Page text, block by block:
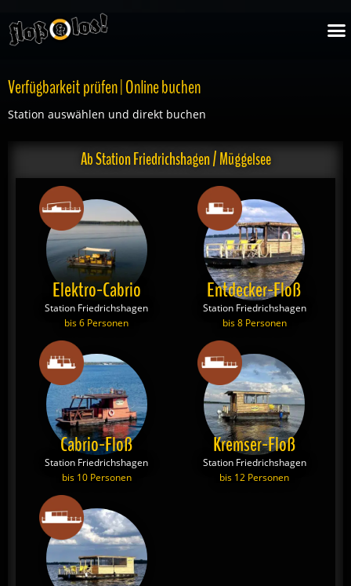
Inhalt
springen
Verfügbarkeit prüfen | Online buchen
Station auswählen und direkt buchen
Ab Station Friedrichshagen / Müggelsee
Elektro-Cabrio
Station Friedrichshagen
bis 6 Personen
Entdecker-Floß
Station Friedrichshagen
bis 8 Personen
Cabrio-Floß
Station Friedrichshagen
bis 10 Personen
Kremser-Floß
Station Friedrichshagen
bis 12 Personen